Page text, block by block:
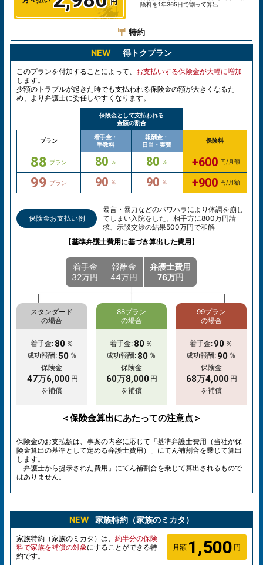
険料を1年365日で割って算出
特約
NEW 得トクプラン
このプランを付加することによって、 お支払いする保険金が大幅に増加
します。
少額のトラブルが起きた時でも支払われる保険金の額が大きくなるた
め、より弁護士に委任しやすくなります。
保険金として支払われる
金額の割合
プラン
着手金・
手数料
報酬金・
日当・実費
保険料
88 プラン 80 ％ 80 ％ +600 円/月額
99 プラン 90 ％ 90 ％ +900 円/月額
保険金お支払い例
暴言・暴力などのパワハラにより体調を崩し
てしまい入院をした。相手方に800万円請
求、示談交渉の結果500万円で和解
【基準弁護士費用に基づき算出した費用】
着手金
32万円
報酬金
44万円
弁護士費用
76万円
スタンダード
の場合
着手金: 80 ％
成功報酬: 50 ％
保険金
47万6,000 円
を補償
88プラン
の場合
着手金: 80 ％
成功報酬: 80 ％
保険金
60万8,000 円
を補償
99プラン
の場合
着手金: 90 ％
成功報酬: 90 ％
保険金
68万4,000 円
を補償
＜保険金算出にあたっての注意点＞
保険金のお支払額は、事案の内容に応じて「基準弁護士費用（当社が保
険金算出の基準として定める弁護士費用）」にてん補割合を乗じて算出
します。
「弁護士から提示された費用」にてん補割合を乗じて算出されるもので
はありません。
NEW 家族特約（家族のミカタ）
家族特約（家族のミカタ）は、 約半分の保険
料で家族を補償の対象 にすることができる特
約です。
月額 1,500 円